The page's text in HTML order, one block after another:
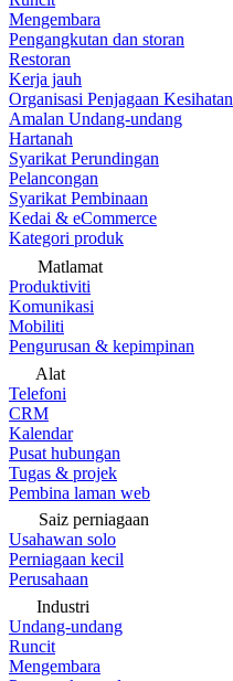
Mengembara
Pengangkutan dan storan
Restoran
Kerja jauh
Organisasi Penjagaan Kesihatan
Amalan Undang-undang
Hartanah
Syarikat Perundingan
Pelancongan
Syarikat Pembinaan
Kedai & eCommerce
Kategori produk
Matlamat
Produktiviti
Komunikasi
Mobiliti
Pengurusan & kepimpinan
Alat
Telefoni
CRM
Kalendar
Pusat hubungan
Tugas & projek
Pembina laman web
Saiz perniagaan
Usahawan solo
Perniagaan kecil
Perusahaan
Industri
Undang-undang
Runcit
Mengembara